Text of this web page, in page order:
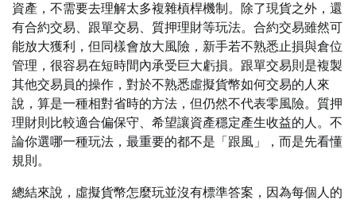
資產，不需要去理解太多複雜槓桿機制。除了現貨之外，還
有合約交易、跟單交易、質押理財等玩法。合約交易雖然可
能放大獲利，但同樣會放大風險，新手若不熟悉止損與倉位
管理，很容易在短時間內承受巨大虧損。跟單交易則是複製
其他交易員的操作，對於不熟悉虛擬貨幣如何交易的人來
說，算是一種相對省時的方法，但仍然不代表零風險。質押
理財則比較適合偏保守、希望讓資產穩定產生收益的人。不
論你選哪一種玩法，最重要的都不是「跟風」，而是先看懂
規則。
總結來說，虛擬貨幣怎麼玩並沒有標準答案，因為每個人的